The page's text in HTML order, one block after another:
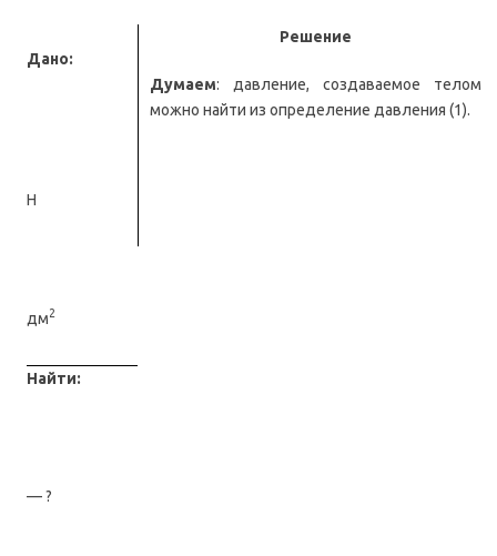
Дано:
Н
дм2
Найти:
— ?
Решение
Думаем: давление, создаваемое телом
можно найти из определение давления (1).